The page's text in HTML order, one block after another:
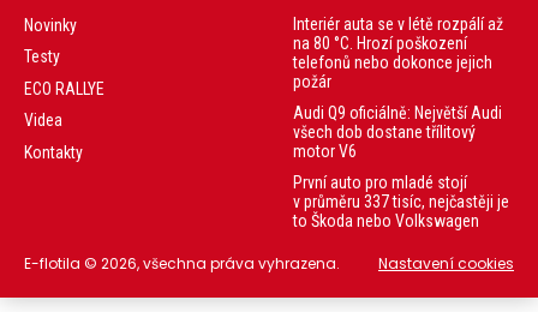
Novinky
Testy
ECO RALLYE
Videa
Kontakty
Interiér auta se v létě rozpálí až
na 80 °C. Hrozí poškození
telefonů nebo dokonce jejich
požár
Audi Q9 oficiálně: Největší Audi
všech dob dostane třílitový
motor V6
První auto pro mladé stojí
v průměru 337 tisíc, nejčastěji je
to Škoda nebo Volkswagen
E-flotila © 2026, všechna práva vyhrazena. Nastavení cookies